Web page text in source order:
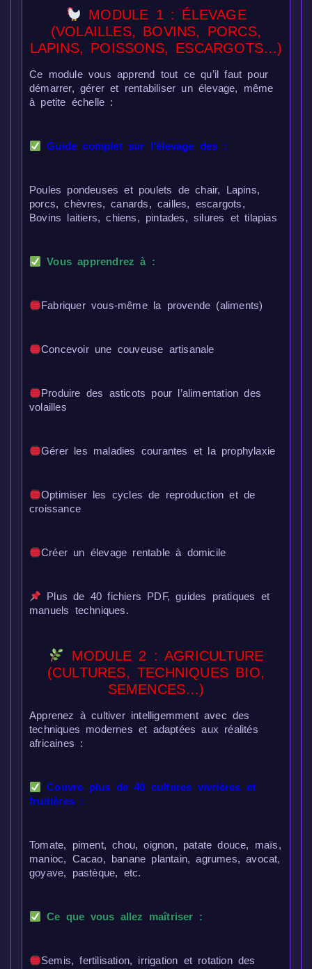
MODULE 1 : ÉLEVAGE
(VOLAILLES, BOVINS, PORCS,
LAPINS, POISSONS, ESCARGOTS…)
Ce module vous apprend tout ce qu’il faut pour
démarrer, gérer et rentabiliser un élevage, même
à petite échelle :
Guide complet sur l’élevage des :
Poules pondeuses et poulets de chair, Lapins,
porcs, chèvres, canards, cailles, escargots,
Bovins laitiers, chiens, pintades, silures et tilapias
Vous apprendrez à :
Fabriquer vous-même la provende (aliments)
Concevoir une couveuse artisanale
Produire des asticots pour l’alimentation des
volailles
Gérer les maladies courantes et la prophylaxie
Optimiser les cycles de reproduction et de
croissance
Créer un élevage rentable à domicile
Plus de 40 fichiers PDF, guides pratiques et
manuels techniques.
MODULE 2 : AGRICULTURE
(CULTURES, TECHNIQUES BIO,
SEMENCES…)
Apprenez à cultiver intelligemment avec des
techniques modernes et adaptées aux réalités
africaines :
Couvre plus de 40 cultures vivrières et
fruitières :
Tomate, piment, chou, oignon, patate douce, maïs,
manioc, Cacao, banane plantain, agrumes, avocat,
goyave, pastèque, etc.
Ce que vous allez maîtriser :
Semis, fertilisation, irrigation et rotation des